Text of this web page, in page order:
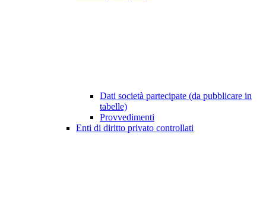
Dati società partecipate (da pubblicare in
tabelle)
Provvedimenti
Enti di diritto privato controllati